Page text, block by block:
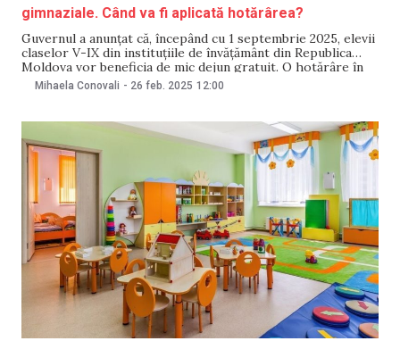
gimnaziale. Când va fi aplicată hotărârea?
Guvernul a anunțat că, începând cu 1 septembrie 2025, elevii
claselor V-IX din instituțiile de învățământ din Republica
Moldova vor beneficia de mic dejun gratuit. O hotărâre în
acest sens a fost aprobată, pe 26 februarie, de Guvern.
Mihaela Conovali - 26 feb. 2025 12:00